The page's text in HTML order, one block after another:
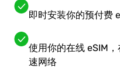
即时安装你的预付费
使用你的在线 eSIM
速网络